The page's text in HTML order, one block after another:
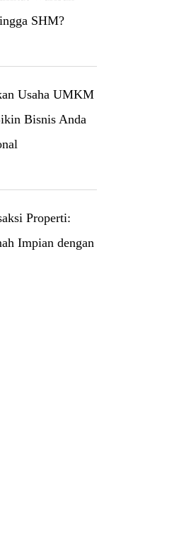
SHM?
Usaha UMKM
Bisnis Anda
Properti:
Impian dengan